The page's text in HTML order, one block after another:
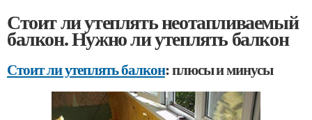
Стоит ли утеплять неотапливаемый
балкон. Нужно ли утеплять балкон
Стоит ли утеплять балкон: плюсы и минусы